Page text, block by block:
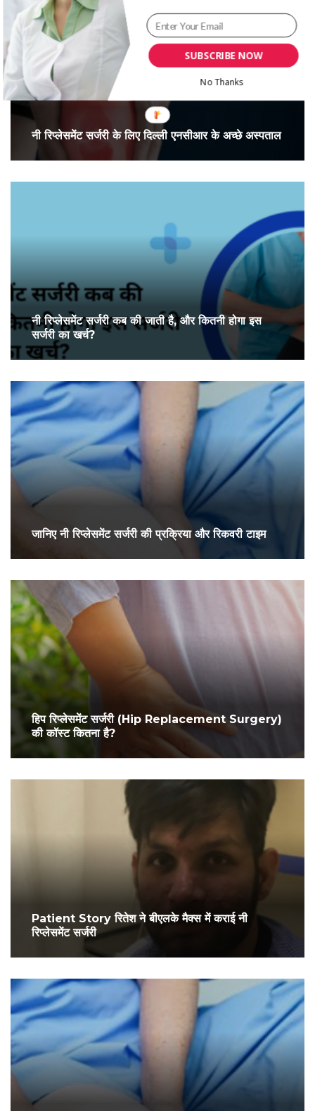
नी रिप्लेसमेंट सर्जरी के लिए दिल्ली एनसीआर के अच्छे अस्पताल
नी रिप्लेसमेंट सर्जरी कब की जाती है, और कितनी होगा इस
सर्जरी का खर्च?
जानिए नी रिप्लेसमेंट सर्जरी की प्रक्रिया और रिकवरी टाइम
हिप रिप्लेसमेंट सर्जरी (Hip Replacement Surgery)
की कॉस्ट कितना है?
Patient Story रितेश ने बीएलके मैक्स में कराई नी
रिप्लेसमेंट सर्जरी
SUBSCRIBE NOW
No Thanks